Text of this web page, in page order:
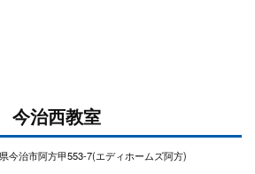
今治西教室
今治市阿方甲553-7(エディホームズ阿方)